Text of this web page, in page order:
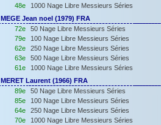
48e
1000 Nage Libre Messieurs Séries
MEGE Jean noel (1979) FRA
72e
50 Nage Libre Messieurs Séries
79e
100 Nage Libre Messieurs Séries
62e
250 Nage Libre Messieurs Séries
63e
500 Nage Libre Messieurs Séries
61e
1000 Nage Libre Messieurs Séries
MERET Laurent (1966) FRA
89e
50 Nage Libre Messieurs Séries
85e
100 Nage Libre Messieurs Séries
64e
250 Nage Libre Messieurs Séries
70e
1000 Nage Libre Messieurs Séries